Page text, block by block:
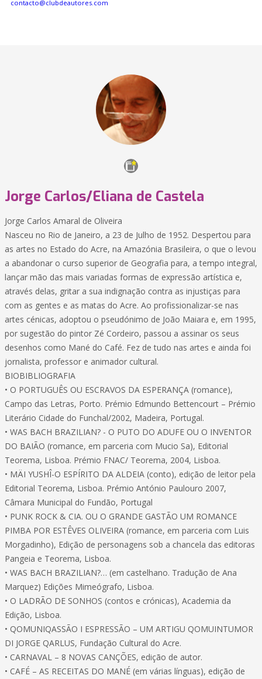
contacto@clubdeautores.com
Jorge Carlos/Eliana de Castela
Jorge Carlos Amaral de Oliveira
Nasceu no Rio de Janeiro, a 23 de Julho de 1952. Despertou para
as artes no Estado do Acre, na Amazónia Brasileira, o que o levou
a abandonar o curso superior de Geografia para, a tempo integral,
lançar mão das mais variadas formas de expressão artística e,
através delas, gritar a sua indignação contra as injustiças para
com as gentes e as matas do Acre. Ao profissionalizar-se nas
artes cénicas, adoptou o pseudónimo de João Maiara e, em 1995,
por sugestão do pintor Zé Cordeiro, passou a assinar os seus
desenhos como Mané do Café. Fez de tudo nas artes e ainda foi
jornalista, professor e animador cultural.
BIOBIBLIOGRAFIA
• O PORTUGUÊS OU ESCRAVOS DA ESPERANÇA (romance),
Campo das Letras, Porto. Prémio Edmundo Bettencourt – Prémio
Literário Cidade do Funchal/2002, Madeira, Portugal.
• WAS BACH BRAZILIAN? - O PUTO DO ADUFE OU O INVENTOR
DO BAIÃO (romance, em parceria com Mucio Sa), Editorial
Teorema, Lisboa. Prémio FNAC/ Teorema, 2004, Lisboa.
• MÄI YUSHÎ-O ESPÍRITO DA ALDEIA (conto), edição de leitor pela
Editorial Teorema, Lisboa. Prémio António Paulouro 2007,
Câmara Municipal do Fundão, Portugal
• PUNK ROCK & CIA. OU O GRANDE GASTÃO UM ROMANCE
PIMBA POR ESTÊVES OLIVEIRA (romance, em parceria com Luis
Morgadinho), Edição de personagens sob a chancela das editoras
Pangeia e Teorema, Lisboa.
• WAS BACH BRAZILIAN?… (em castelhano. Tradução de Ana
Marquez) Edições Mimeógrafo, Lisboa.
• O LADRÃO DE SONHOS (contos e crónicas), Academia da
Edição, Lisboa.
• QOMUNIQASSÃO I ESPRESSÃO – UM ARTIGU QOMUINTUMOR
DI JORGE QARLUS, Fundação Cultural do Acre.
• CARNAVAL – 8 NOVAS CANÇÕES, edição de autor.
• CAFÉ – AS RECEITAS DO MANÉ (em várias línguas), edição de